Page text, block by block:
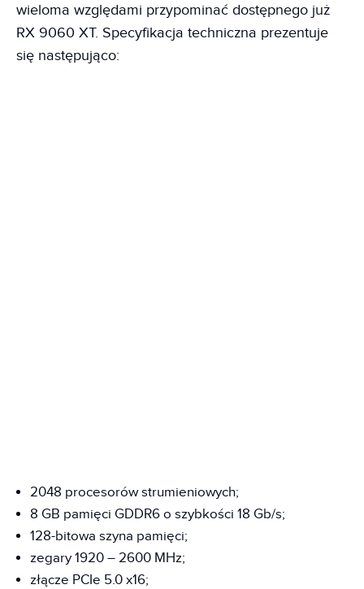
wieloma względami przypominać dostępnego już
RX 9060 XT. Specyfikacja techniczna prezentuje
się następująco:
2048 procesorów strumieniowych;
8 GB pamięci GDDR6 o szybkości 18 Gb/s;
128-bitowa szyna pamięci;
zegary 1920 – 2600 MHz;
złącze PCIe 5.0 x16;